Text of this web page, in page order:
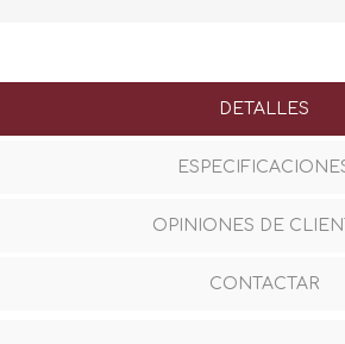
DETALLES
OPINIONES DE
CONTACTAR